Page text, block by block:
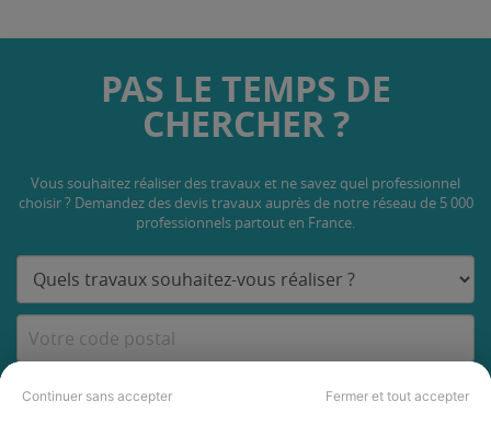
Continuer sans accepter Fermer et tout accepter
PAS LE TEMPS DE
CHERCHER ?
Vous souhaitez réaliser des travaux et ne savez quel professionnel
choisir ? Demandez des devis travaux auprès de notre réseau de 5 000
professionnels partout en France.
DEMANDER UN DEVIS